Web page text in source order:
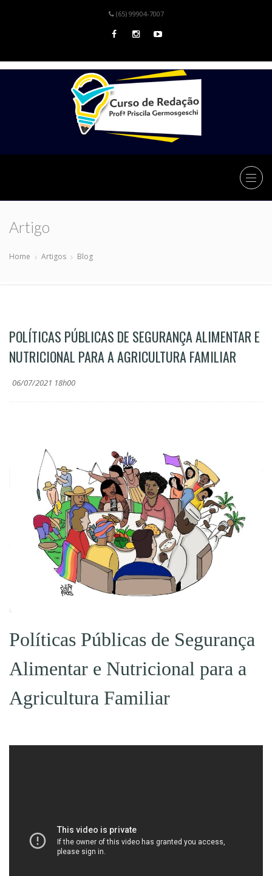
(65) 99904-7007
Artigo
Home Artigos Blog
POLÍTICAS PÚBLICAS DE SEGURANÇA ALIMENTAR E
NUTRICIONAL PARA A AGRICULTURA FAMILIAR
06/07/2021 18h00
Políticas Públicas de Segurança
Alimentar e Nutricional para a
Agricultura Familiar